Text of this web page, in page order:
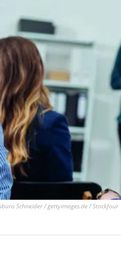
Schneider / gettyimages.de / Stockfour